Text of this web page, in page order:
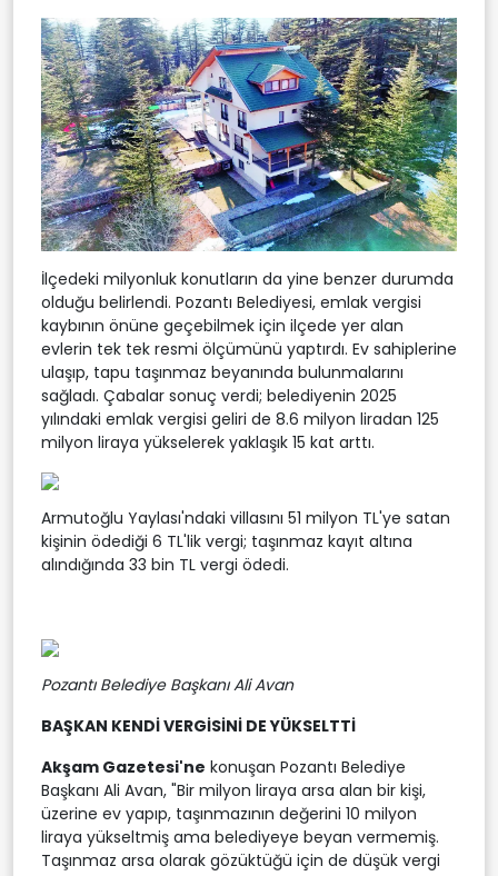
İlçedeki milyonluk konutların da yine benzer durumda
olduğu belirlendi. Pozantı Belediyesi, emlak vergisi
kaybının önüne geçebilmek için ilçede yer alan
evlerin tek tek resmi ölçümünü yaptırdı. Ev sahiplerine
ulaşıp, tapu taşınmaz beyanında bulunmalarını
sağladı. Çabalar sonuç verdi; belediyenin 2025
yılındaki emlak vergisi geliri de 8.6 milyon liradan 125
milyon liraya yükselerek yaklaşık 15 kat arttı.
Armutoğlu Yaylası'ndaki villasını 51 milyon TL'ye satan
kişinin ödediği 6 TL'lik vergi; taşınmaz kayıt altına
alındığında 33 bin TL vergi ödedi.
Pozantı Belediye Başkanı Ali Avan
BAŞKAN KENDİ VERGİSİNİ DE YÜKSELTTİ
Akşam Gazetesi'ne konuşan Pozantı Belediye
Başkanı Ali Avan, "Bir milyon liraya arsa alan bir kişi,
üzerine ev yapıp, taşınmazının değerini 10 milyon
liraya yükseltmiş ama belediyeye beyan vermemiş.
Taşınmaz arsa olarak gözüktüğü için de düşük vergi